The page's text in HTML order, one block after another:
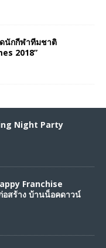
นักกีฬาทีมชาติ
2018”
Night Party
Franchise
อสร้าง บ้านน็อคดาวน์